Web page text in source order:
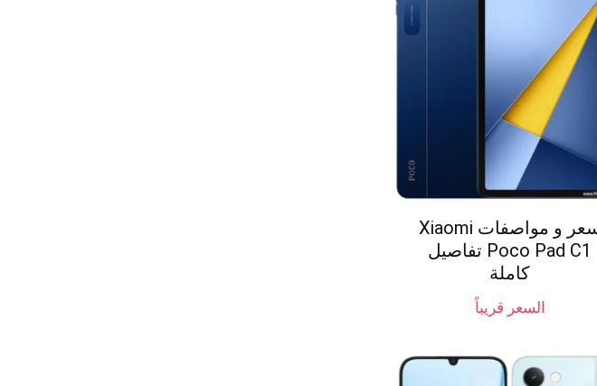
سعر و مواصفات Xiaomi
Poco Pad C1 تفاصيل
كاملة
السعر قريباً